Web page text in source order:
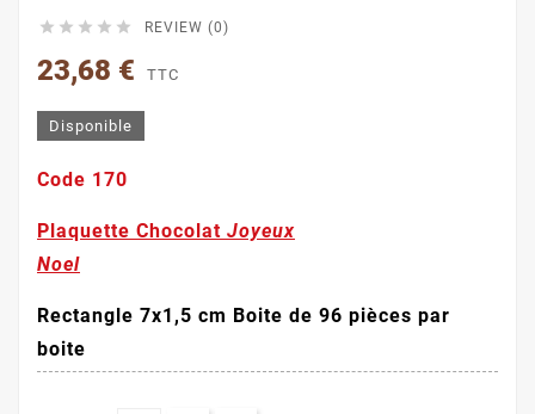
     REVIEW (0)
23,68 € TTC
Disponible
Code 170
Plaquette Chocolat Joyeux
Noel
Rectangle 7x1,5 cm Boite de 96 pièces par
boite